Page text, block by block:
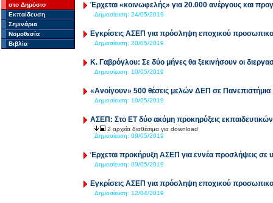
στο Δημόσιο
Εκπαίδευση
Σεμινάρια
Νομοθεσία
Βιβλία
Έρχεται «κοινωφελής» για 20.000 ανέργους και
Δημοσίευση: 24/05/2019
Εγκρίσεις ΑΣΕΠ για πρόσληψη εποχικού
Δημοσίευση: 20/05/2019
Κ. Γαβρόγλου: Σε δύο μήνες θα ξεκινήσουν οι
Δημοσίευση: 10/05/2019
«Ανοίγουν» 500 θέσεις μελών ΔΕΠ σε Πανεπιστήμια
Δημοσίευση: 10/05/2019
ΑΣΕΠ: Στο ΕΤ δύο ακόμη προκηρύξεις
2 αρχεία διαθέσιμα για download
Δημοσίευση: 09/05/2019
Έρχεται προκήρυξη ΑΣΕΠ για εννέα προσλήψεις σε
Δημοσίευση: 09/05/2019
Εγκρίσεις ΑΣΕΠ για πρόσληψη εποχικού
Δημοσίευση: 12/04/2019